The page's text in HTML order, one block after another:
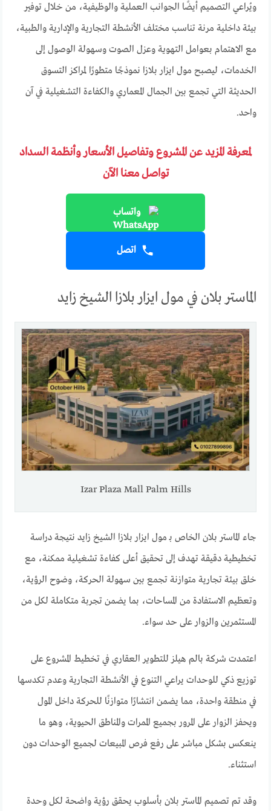
ويُراعي التصميم أيضًا الجوانب العملية والوظيفية، من خلال توفير
بيئة داخلية مرنة تناسب مختلف الأنشطة التجارية والإدارية والطبية،
مع الاهتمام بعوامل التهوية وعزل الصوت وسهولة الوصول إلى
الخدمات، ليصبح مول ايزار بلازا نموذجًا متطورًا لمراكز التسوق
الحديثة التي تجمع بين الجمال المعماري والكفاءة التشغيلية في آن
واحد.
لمعرفة المزيد عن المشروع وتفاصيل الأسعار وأنظمة السداد
تواصل معنا الآن
واتساب
اتصل
الماستر بلان في مول ايزار بلازا الشيخ زايد
Izar Plaza Mall Palm Hills
جاء الماستر بلان الخاص بـ مول ايزار بلازا الشيخ زايد نتيجة دراسة
تخطيطية دقيقة تهدف إلى تحقيق أعلى كفاءة تشغيلية ممكنة، مع
خلق بيئة تجارية متوازنة تجمع بين سهولة الحركة، وضوح الرؤية،
وتعظيم الاستفادة من المساحات، بما يضمن تجربة متكاملة لكل من
المستثمرين والزوار على حد سواء.
اعتمدت شركة بالم هيلز للتطوير العقاري في تخطيط المشروع على
توزيع ذكي للوحدات يراعي التنوع في الأنشطة التجارية وعدم تكدسها
في منطقة واحدة، مما يضمن انتشارًا متوازنًا للحركة داخل المول
ويحفز الزوار على المرور بجميع الممرات والمناطق الحيوية، وهو ما
ينعكس بشكل مباشر على رفع فرص المبيعات لجميع الوحدات دون
استثناء.
وقد تم تصميم الماستر بلان بأسلوب يحقق رؤية واضحة لكل وحدة